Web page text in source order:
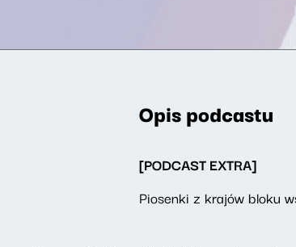
Opis podcastu
[PODCAST EXTRA]
Piosenki z krajów bloku